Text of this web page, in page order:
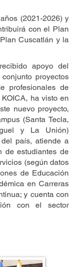
(2021-2026) y
con el Plan
Cuscatlán y la
apoyo del
proyectos
profesionales de
ha visto en
nuevo proyecto,
(Santa Tecla,
y La Unión)
país, atiende a
de estudiantes de
(según datos
de Educación
en Carreras
y cuenta con
con el sector